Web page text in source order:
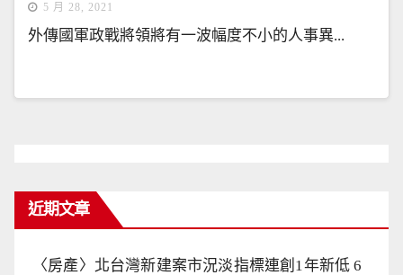
5 月 28, 2021
外傳國軍政戰將領將有一波幅度不小的人事異...
近期文章
〈房產〉北台灣新建案市況淡指標連創1年新低 6